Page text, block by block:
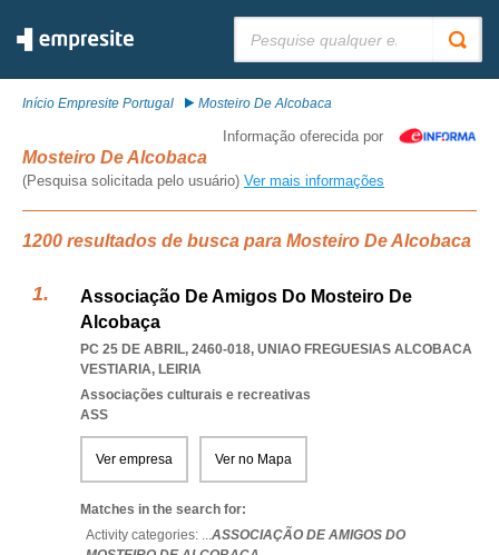
Início Empresite Portugal Mosteiro De Alcobaca
Informação oferecida por
Mosteiro De Alcobaca
(Pesquisa solicitada pelo usuário) Ver mais informações
1200 resultados de busca para Mosteiro De Alcobaca
Associação De Amigos Do Mosteiro De
Alcobaça
PC 25 DE ABRIL, 2460-018, UNIAO FREGUESIAS ALCOBACA
VESTIARIA, LEIRIA
Associações culturais e recreativas
ASS
Ver empresa Ver no Mapa
Matches in the search for:
Activity categories: ...ASSOCIAÇÃO DE AMIGOS DO